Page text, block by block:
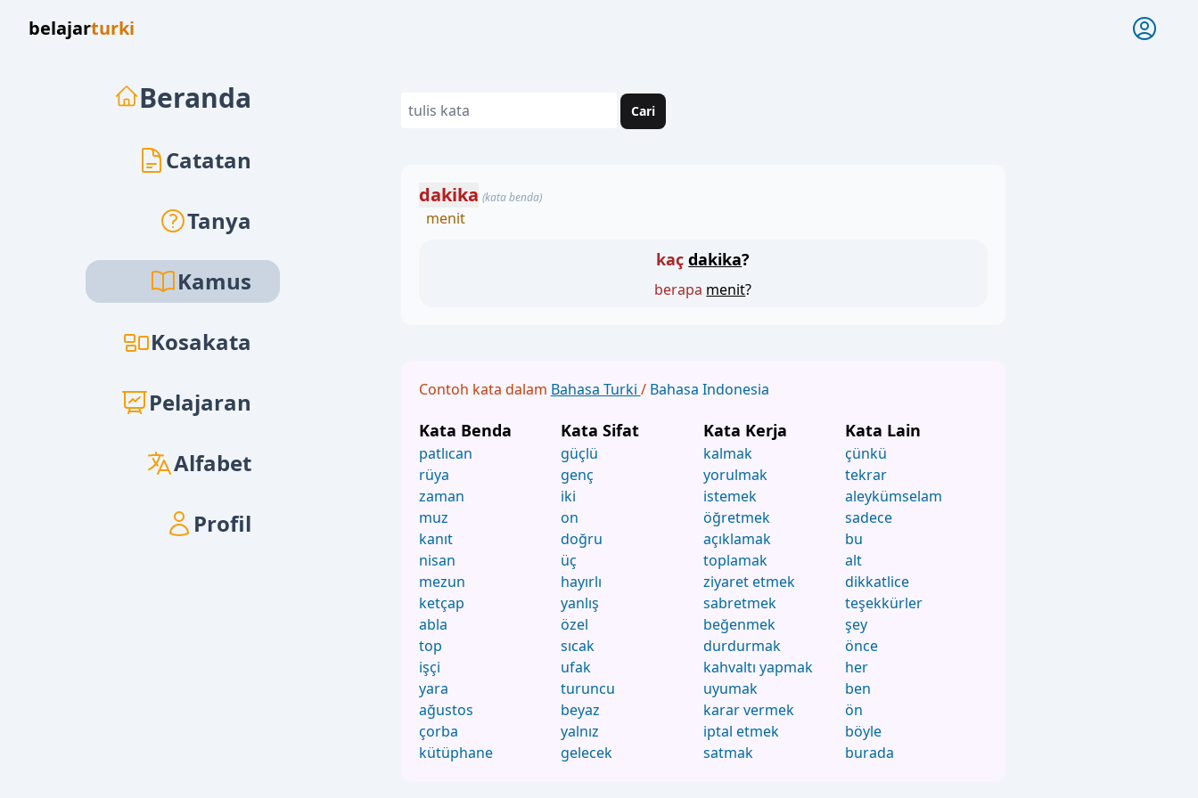
belajarturki
Beranda
Catatan
Tanya
Kamus
Kosakata
Pelajaran
Alfabet
Profil
Cari
dakika (kata benda)
menit
kaç dakika?
berapa menit?
Contoh kata dalam Bahasa Turki / Bahasa Indonesia
Kata Benda
patlıcan
rüya
zaman
muz
kanıt
nisan
mezun
ketçap
abla
top
işçi
yara
ağustos
çorba
kütüphane
Kata Sifat
güçlü
genç
iki
on
doğru
üç
hayırlı
yanlış
özel
sıcak
ufak
turuncu
beyaz
yalnız
gelecek
Kata Kerja
kalmak
yorulmak
istemek
öğretmek
açıklamak
toplamak
ziyaret etmek
sabretmek
beğenmek
durdurmak
kahvaltı yapmak
uyumak
karar vermek
iptal etmek
satmak
Kata Lain
çünkü
tekrar
aleykümselam
sadece
bu
alt
dikkatlice
teşekkürler
şey
önce
her
ben
ön
böyle
burada